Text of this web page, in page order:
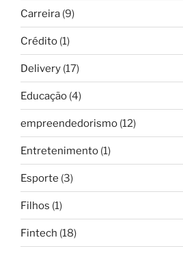
Carreira (9)
Crédito (1)
Delivery (17)
Educação (4)
empreendedorismo (12)
Entretenimento (1)
Esporte (3)
Filhos (1)
Fintech (18)